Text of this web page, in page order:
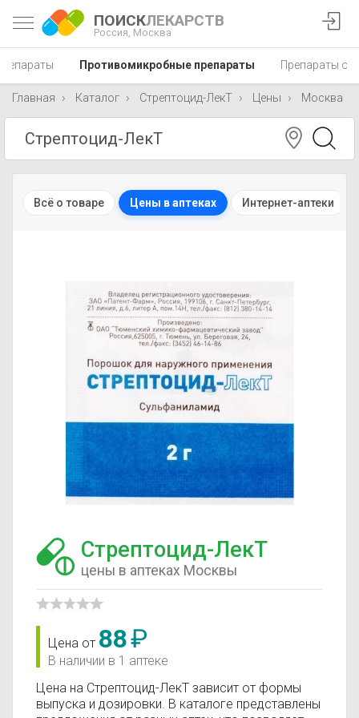
ПОИСКЛЕКАРСТВ
Россия, Москва
Противомикробные препараты Препараты от
Главная Каталог Стрептоцид-ЛекТ Цены Москва
Всё о товаре Цены в аптеках Интернет-аптеки
Стрептоцид-ЛекТ
цены в аптеках Москвы
Цена от 88₽
В наличии в 1 аптеке
Цена на Стрептоцид-ЛекТ зависит от формы
выпуска и дозировки. В каталоге представлены